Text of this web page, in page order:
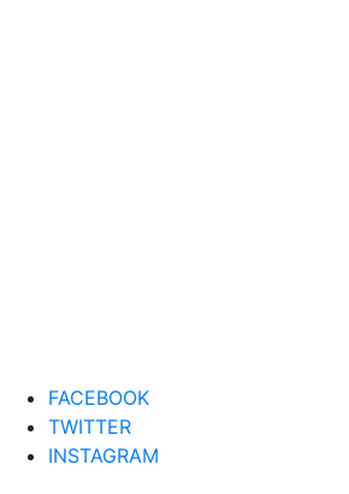
FACEBOOK
TWITTER
INSTAGRAM